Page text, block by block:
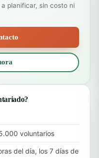
planificar, sin costo ni
voluntarios
del día, los 7 días de